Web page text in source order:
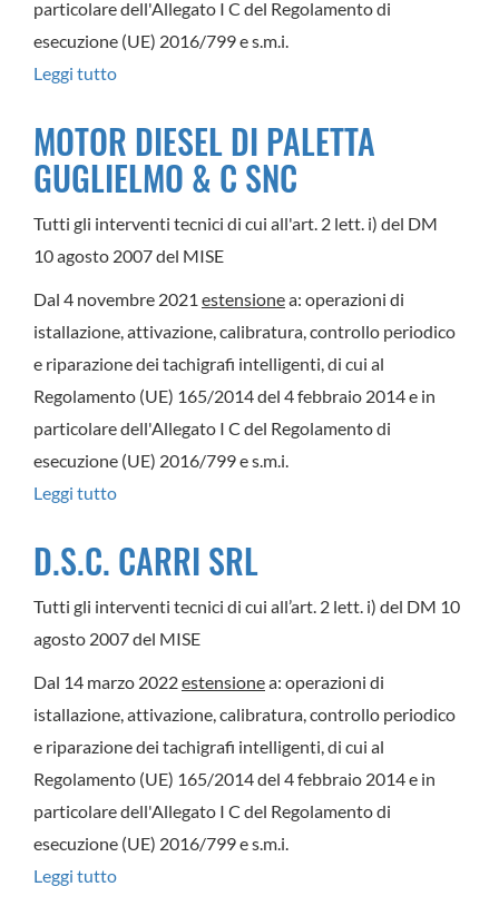
particolare dell'Allegato I C del Regolamento di
esecuzione (UE) 2016/799 e s.m.i.
Leggi tutto
SRLS
MOTOR DIESEL DI PALETTA
GUGLIELMO & C SNC
Tutti gli interventi tecnici di cui all'art. 2 lett. i) del DM
10 agosto 2007 del MISE
Dal 4 novembre 2021 estensionea: operazioni di
istallazione, attivazione, calibratura, controllo periodico
e riparazione dei tachigrafi intelligenti, di cui al
Regolamento (UE) 165/2014 del 4 febbraio 2014 e in
particolare dell'Allegato I C del Regolamento di
esecuzione (UE) 2016/799 e s.m.i.
Leggi tutto
DIESEL
&
C
SNC
D.S.C. CARRI SRL
Tutti gli interventi tecnici di cui all’art. 2 lett. i) del DM 10
agosto 2007 del MISE
Dal 14 marzo 2022estensionea: operazioni di
istallazione, attivazione, calibratura, controllo periodico
e riparazione dei tachigrafi intelligenti, di cui al
Regolamento (UE) 165/2014 del 4 febbraio 2014 e in
particolare dell'Allegato I C del Regolamento di
esecuzione (UE) 2016/799 e s.m.i.
Leggi tutto